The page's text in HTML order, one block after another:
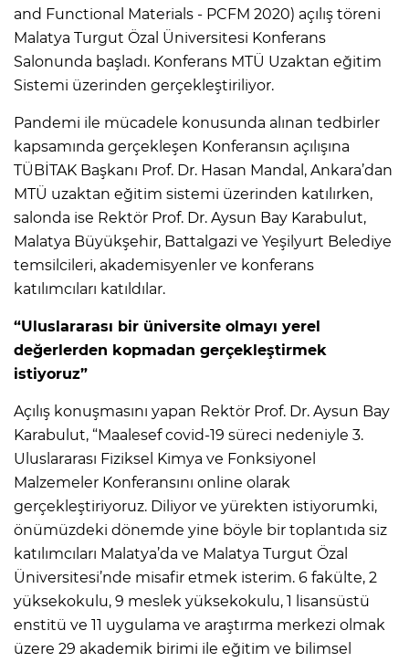
and Functional Materials - PCFM 2020) açılış töreni
Malatya Turgut Özal Üniversitesi Konferans
Salonunda başladı. Konferans MTÜ Uzaktan eğitim
Sistemi üzerinden gerçekleştiriliyor.
Pandemi ile mücadele konusunda alınan tedbirler
kapsamında gerçekleşen Konferansın açılışına
TÜBİTAK Başkanı Prof. Dr. Hasan Mandal, Ankara’dan
MTÜ uzaktan eğitim sistemi üzerinden katılırken,
salonda ise Rektör Prof. Dr. Aysun Bay Karabulut,
Malatya Büyükşehir, Battalgazi ve Yeşilyurt Belediye
temsilcileri, akademisyenler ve konferans
katılımcıları katıldılar.
“Uluslararası bir üniversite olmayı yerel
değerlerden kopmadan gerçekleştirmek
istiyoruz”
Açılış konuşmasını yapan Rektör Prof. Dr. Aysun Bay
Karabulut, “Maalesef covid-19 süreci nedeniyle 3.
Uluslararası Fiziksel Kimya ve Fonksiyonel
Malzemeler Konferansını online olarak
gerçekleştiriyoruz. Diliyor ve yürekten istiyorumki,
önümüzdeki dönemde yine böyle bir toplantıda siz
katılımcıları Malatya’da ve Malatya Turgut Özal
Üniversitesi’nde misafir etmek isterim. 6 fakülte, 2
yüksekokulu, 9 meslek yüksekokulu, 1 lisansüstü
enstitü ve 11 uygulama ve araştırma merkezi olmak
üzere 29 akademik birimi ile eğitim ve bilimsel